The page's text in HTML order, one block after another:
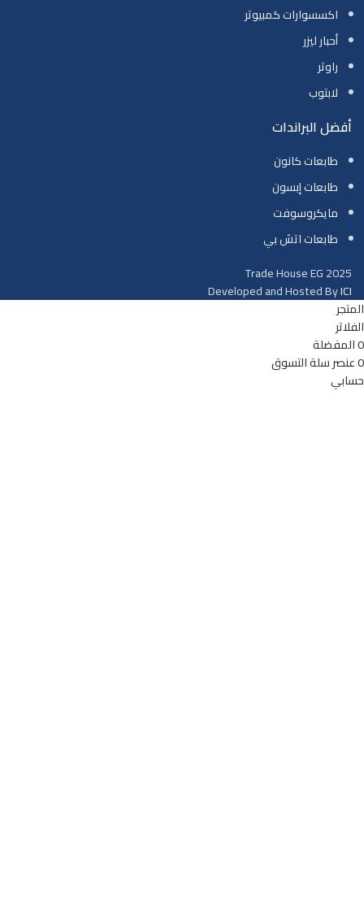
اكسسوارات كمبيوتر
أحبار ليزر
راوتر
لابتوب
أفضل البراندات
طابعات كانون
طابعات إبسون
مايكروسوفت
طابعات اتش بي
Trade House EG2025
Developed and Hosted ByICI
المتجر
الفلاتر
0المفضلة
0عنصرسلة التسوق
حسابي